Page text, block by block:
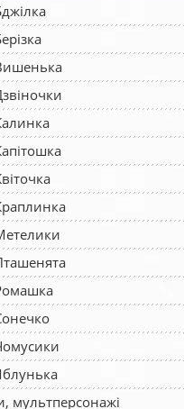
мультперсонажі